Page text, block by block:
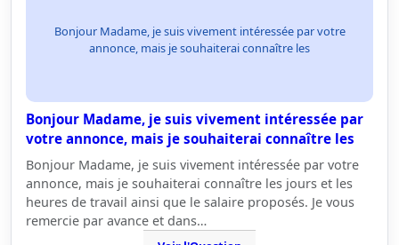
Bonjour Madame, je suis vivement intéressée par votre
annonce, mais je souhaiterai connaître les
Bonjour Madame, je suis vivement intéressée par
votre annonce, mais je souhaiterai connaître les
Bonjour Madame, je suis vivement intéressée par votre
annonce, mais je souhaiterai connaître les jours et les
heures de travail ainsi que le salaire proposés. Je vous
remercie par avance et dans…